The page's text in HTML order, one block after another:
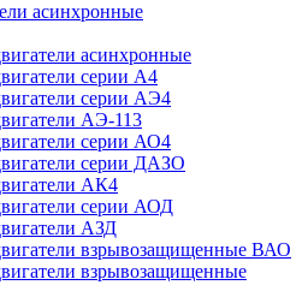
асинхронные
асинхронные
серии А4
серии АЭ4
АЭ-113
серии АО4
серии ДАЗО
АК4
серии АОД
АЗД
взрывозащищенные ВАО
взрывозащищенные